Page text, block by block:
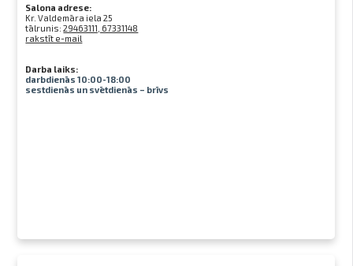
Salona adrese:
Kr. Valdemāra iela 25
tālrunis:29463111, 67331148
rakstīt e-mail
Darba laiks:
darbdienās 10:00-18:00
sestdienās un svētdienās – brīvs